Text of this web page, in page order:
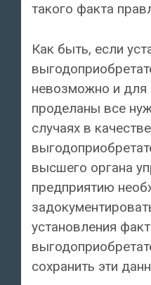
такого факта
Как быть, если
невозможно и для
проделаны все
случаях в
высшего органа
предприятию
установления
сохранить эти